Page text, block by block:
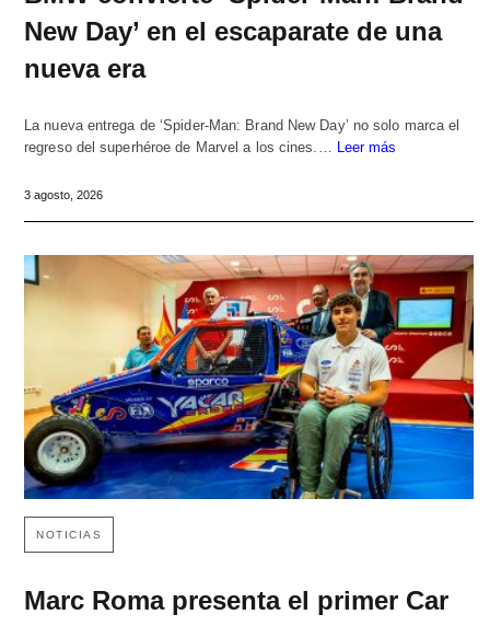
New Day’ en el escaparate de una
nueva era
La nueva entrega de ‘Spider-Man: Brand New Day’ no solo marca el
regreso del superhéroe de Marvel a los cines.… Leer más
3 agosto, 2026
NOTICIAS
Marc Roma presenta el primer Car